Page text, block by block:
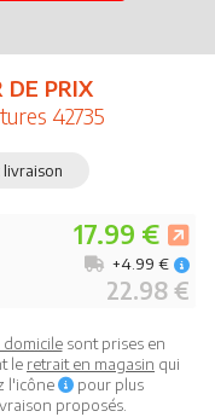
DE PRIX
42735
livraison
17.99 €
22.98 €
+4.99 €
sont prises en
le retrait en magasin qui
l'icône
pour plus
proposés.